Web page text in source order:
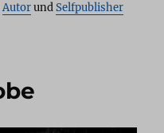
AutorundSelfpublisher